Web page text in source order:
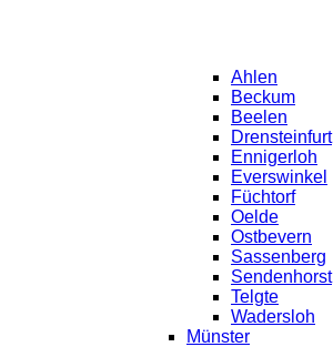
Ahlen
Beckum
Beelen
Drensteinfurt
Ennigerloh
Everswinkel
Füchtorf
Oelde
Ostbevern
Sassenberg
Sendenhorst
Telgte
Wadersloh
Münster